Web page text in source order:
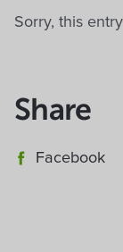
Sorry, this
Share
Facebook